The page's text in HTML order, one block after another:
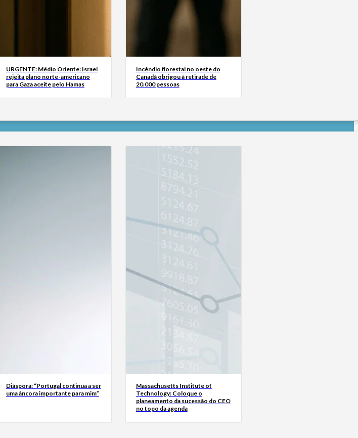
URGENTE: Médio Oriente: Israel
rejeita plano norte-americano
para Gaza aceite pelo Hamas
Incêndio florestal no oeste do
Canadá obrigou à retirade de
20.000 pessoas
Diáspora: “Portugal continua a ser
uma âncora importante para mim”
Massachusetts Institute of
Technology: Coloque o
planeamento da sucessão do CEO
no topo da agenda